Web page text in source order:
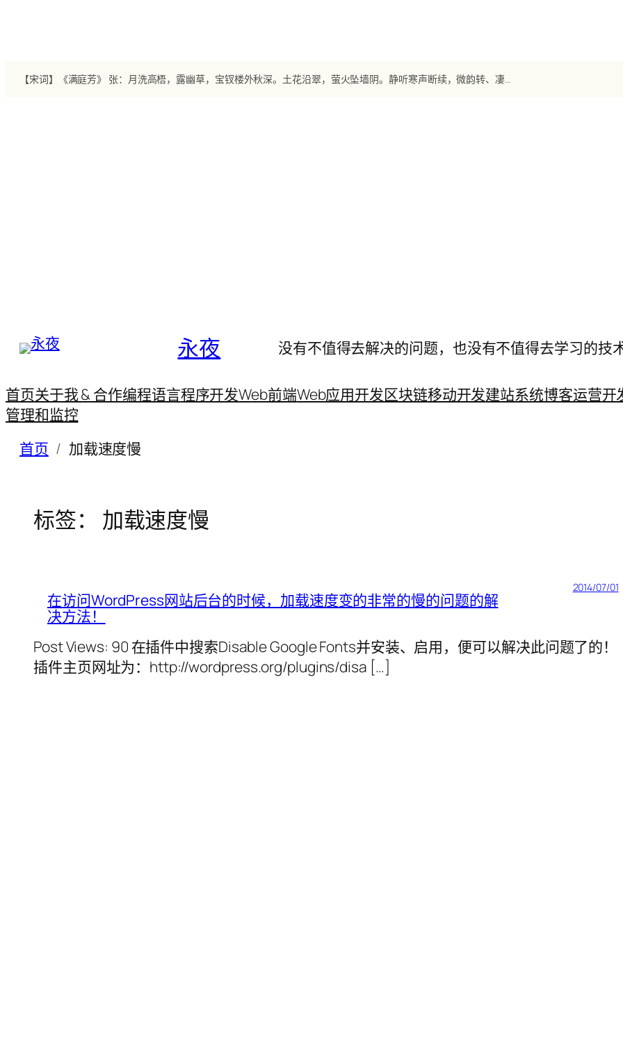
【宋词】《满庭芳》 张：月洗高梧，露幽草，宝钗楼外秋深。土花沿翠，萤火坠墙阴。静听寒声断续，微韵转、凄咽悲沈。争求侣，殷勤劝织，促破晓机心。
永夜 没有不值得去解决的问题，也没有不值得去学习的技
首页关于我 & 合作编程语言程序开发Web前端Web应用开发区块链移动开发建站系统博客运营开
管理和监控
首页
加载速度慢
标签： 加载速度慢
在访问WordPress网站后台的时候，加载速度变的非常的慢的问题的解
决方法！
2014/07/01
Post Views: 90 在插件中搜索Disable Google Fonts并安装、启用，便可以解决此问题了的！
插件主页网址为：http://wordpress.org/plugins/disa […]